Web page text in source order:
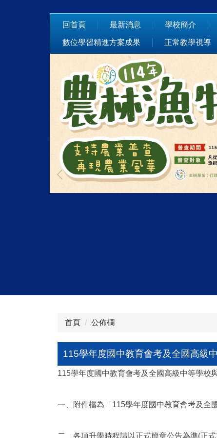
回首頁 最新消息 學校簡介
數位學習精進方案成果 正常教學視導
首頁 公佈欄
115學年度國中教育會考及全國高級
115學年度國中教育會考及全國高級中等學校
一、附件檔為「115學年度國中教育會考及全
二、各項升學時程請以正式簡章公告為準(正